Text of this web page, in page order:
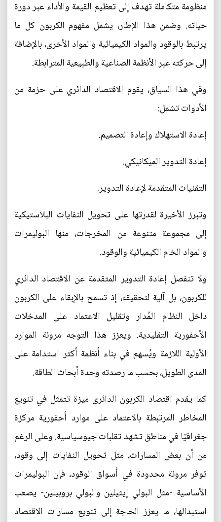
منظومة متكاملة تهدف إلى تعظيم القيمة والأداء عبر دورة
حياته. وضمن هذا الإطار، يشمل مفهوم الكربون كل ما
يرتبط بالوقود والمواد الكيميائية والمواد الأخرى، بالإضافة
إلى حركته عبر الأنظمة الصناعية والطبيعية المترابطة.
وفي هذا السياق، يقوم الاقتصاد الدائري على حزمة من
الأدوات تشمل:
إعادة الاستهلاك وإعادة التصميم.
إعادة التدوير الميكانيكي.
التقنيات المتقدمة لإعادة التدوير.
وتبرز الأخيرة لقدرتها على تحويل النفايات البلاستيكية
إلى مجموعة متنوعة من المخرجات، منها البوليمرات
والمواد الخام الكيميائية والوقود.
ولا تنفصل إعادة التدوير المتقدمة عن الاقتصاد الدائري
للكربون، بل آلية لتحقيقه، إذ تسمح بالإبقاء على الكربون
داخل النظام المُدار وتقليل الاعتماد على المدخلات
الأحفورية التقليدية. ويعزز هذا التوجه مرونة الموارد
الأولية اللازمة ويُسهم في بناء أنظمة أكثر استدامة على
المدى الطويل، بحسب ما رصدته وحدة أبحاث الطاقة.
كما يقدم اقتصاد الكربون الدائرى ميزة تتمثل في تنويع
المخاطر المرتبطة بالاعتماد على موارد أحفورية مركزة
جغرافيًا في مناطق تشهد تقلبات جيوسياسية. وعلى الرغم
من أن بعض المسارات، مثل تحويل النفايات إلى وقود،
توفر مرونة محدودة في أسواق الوقود، فإن البوليمرات
الأساسية -مثل البولي إيثيلين والبولي بروبيلين- يصعب
استبدالها، ما يعزز الحاجة إلى تنويع مسارات الاقتصاد